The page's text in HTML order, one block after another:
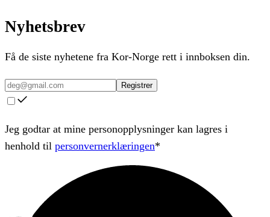
Nyhetsbrev
Få de siste nyhetene fra Kor-Norge rett i innboksen din.
Registrer
Jeg godtar at mine personopplysninger kan lagres i
henhold til personvernerklæringen*